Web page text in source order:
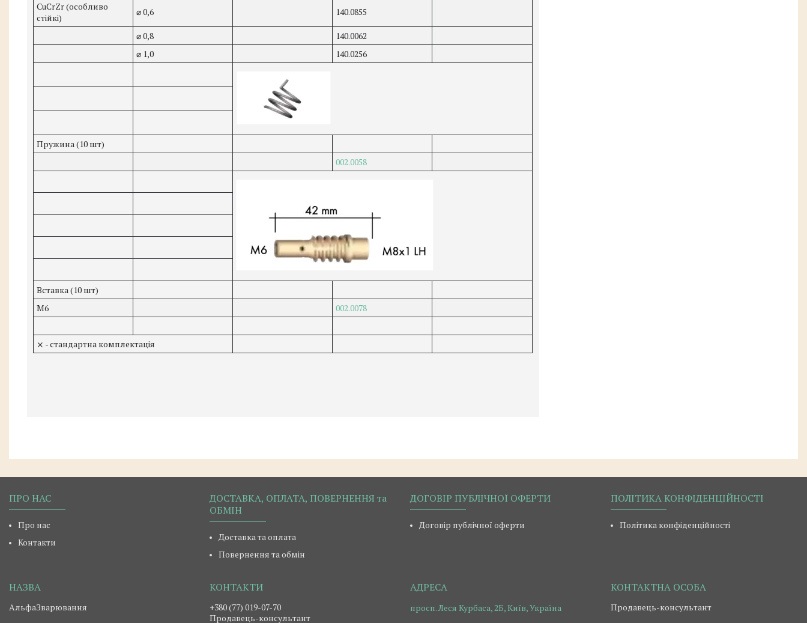
CuCrZr (особливо
стійкі)
⌀ 0,6 140.0855
⌀ 0,8
140.0062
⌀ 1,0
140.0256
Пружина (10 шт)
002.0058
Вставка (10 шт)
М6
002.0078
⨯ - стандартна комплектація
ПРО НАС
Про нас
Контакти
ДОСТАВКА, ОПЛАТА, ПОВЕРНЕННЯ та
ОБМІН
Доставка та оплата
Повернення та обмін
ДОГОВІР ПУБЛІЧНОЇ ОФЕРТИ
Договір публічної оферти
ПОЛІТИКА КОНФІДЕНЦІЙНОСТІ
Політика конфіденційності
АльфаЗварювання
+380 (77) 019-07-70
Продавець-консультант
просп. Леся Курбаса, 2Б, Київ, Україна Продавець-консультант